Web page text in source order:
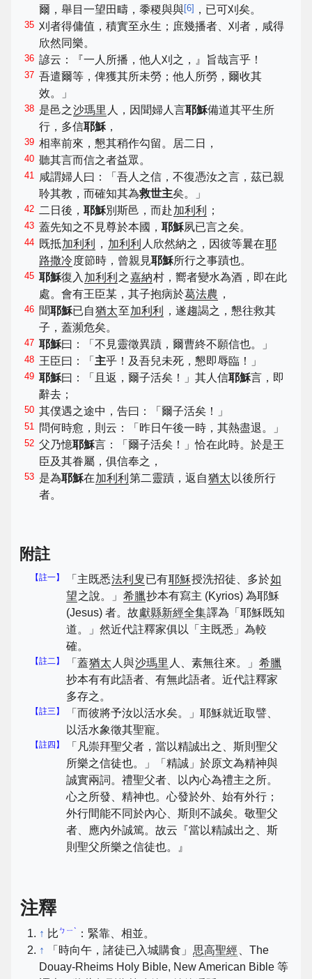
爾，舉目一望田疇，黍稷與與[6] ，已可刈矣。
35 刈者得傭值，積實至永生；庶幾播者、刈者，咸得
欣然同樂。
36 諺云：『一人所播，他人刈之，』旨哉言乎！
37 吾遣爾等，俾獲其所未勞；他人所勞，爾收其
效。」
38 是邑之沙瑪里 人，因聞婦人言耶穌備道其平生所
行，多信耶穌，
39 相率前來，懇其稍作勾留。居二日，
40 聽其言而信之者益眾。
41 咸謂婦人曰：「吾人之信，不復憑汝之言，茲已親
聆其教，而確知其為救世主矣。」
42 二日後，耶穌別斯邑，而赴 加利利 ；
43 蓋先知之不見尊於本國，耶穌夙已言之矣。
44 既抵加利利 ， 加利利 人欣然納之，因彼等曩在耶
路撒冷度節時，曾親見耶穌所行之事蹟也。
45 耶穌復入 加利利 之嘉納村，嚮者變水為酒，即在此
處。會有王臣某，其子抱病於葛法農 ，
46 聞耶穌已自猶太至加利利
，遂趨謁之，懇往救其
子，蓋瀕危矣。
47 耶穌曰：「不見靈徵異蹟，爾曹終不願信也。」
48 王臣曰：「主乎！及吾兒未死，懇即辱臨！」
49 耶穌曰：「且返，爾子活矣！」其人信耶穌言，即
辭去；
50 其僕遇之途中，告曰：「爾子活矣！」
51 問何時愈，則云：「昨日午後一時，其熱盡退。」
52 父乃憶耶穌言：「爾子活矣！」恰在此時。於是王
臣及其眷屬，俱信奉之，
53 是為耶穌在加利利 第二靈蹟，返自猶太以後所行
者。
附註
【註一】 「主既悉法利叟 已有耶穌授洗招徒、多於如
望之說。」 希臘抄本有寫主 (Kyrios) 為耶穌
(Jesus) 者。故獻縣新經全集譯為「耶穌既知
道。」然近代註釋家俱以「主既悉」為較
確。
【註二】 「蓋猶太 人與沙瑪里 人、素無往來。」 希臘
抄本有有此語者、有無此語者。近代註釋家
多存之。
【註三】
「而彼將予汝以活水矣。」耶穌就近取譬、
以活水象徵其聖寵。
【註四】
「凡崇拜聖父者，當以精誠出之、斯則聖父
所樂之信徒也。」「精誠」於原文為精神與
誠實兩詞。禮聖父者、以內心為禮主之所。
心之所發、精神也。心發於外、始有外行；
外行間能不同於內心、斯則不誠矣。敬聖父
者、應內外誠篤。故云『當以精誠出之、斯
則聖父所樂之信徒也。』
注釋
↑ 比 ㄅㄧˋ
：緊靠、相並。
↑
「時向午，諸徒已入城購食」 思高聖經
、The
Douay-Rheims Holy Bible, New American Bible 等